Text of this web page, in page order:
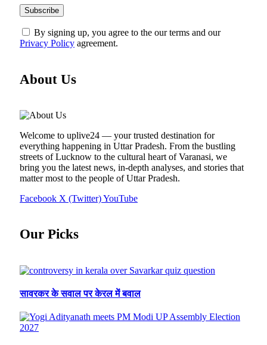
By signing up, you agree to the our terms and our
Privacy Policy agreement.
About Us
Welcome to uplive24 — your trusted destination for
everything happening in Uttar Pradesh. From the bustling
streets of Lucknow to the cultural heart of Varanasi, we
bring you the latest news, in-depth analyses, and stories that
matter most to the people of Uttar Pradesh.
Facebook X (Twitter)YouTube
Our Picks
सावरकर के सवाल पर केरल में बवाल